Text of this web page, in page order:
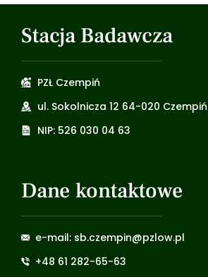
Stacja Badawcza
PZŁ Czempiń
ul. Sokolnicza 12 64-020 Czempiń
NIP: 526 030 04 63
Dane kontaktowe
e-mail: sb.czempin@pzlow.pl
+48 61 282-65-63